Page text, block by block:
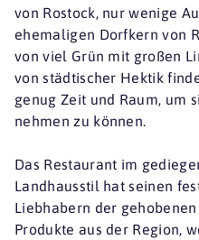
von Rostock, nur wenige
ehemaligen Dorfkern von
von viel Grün mit großen
von städtischer Hektik
genug Zeit und Raum, um
nehmen zu können.
Das Restaurant im
Landhausstil hat seinen
Liebhabern der
Produkte aus der Region,